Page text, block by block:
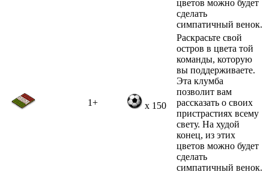
цветов можно будет
сделать
симпатичный венок.
1+ x 150
Раскрасьте свой
остров в цвета той
команды, которую
вы поддерживаете.
Эта клумба
позволит вам
рассказать о своих
пристрастиях всему
свету. На худой
конец, из этих
цветов можно будет
сделать
симпатичный венок.